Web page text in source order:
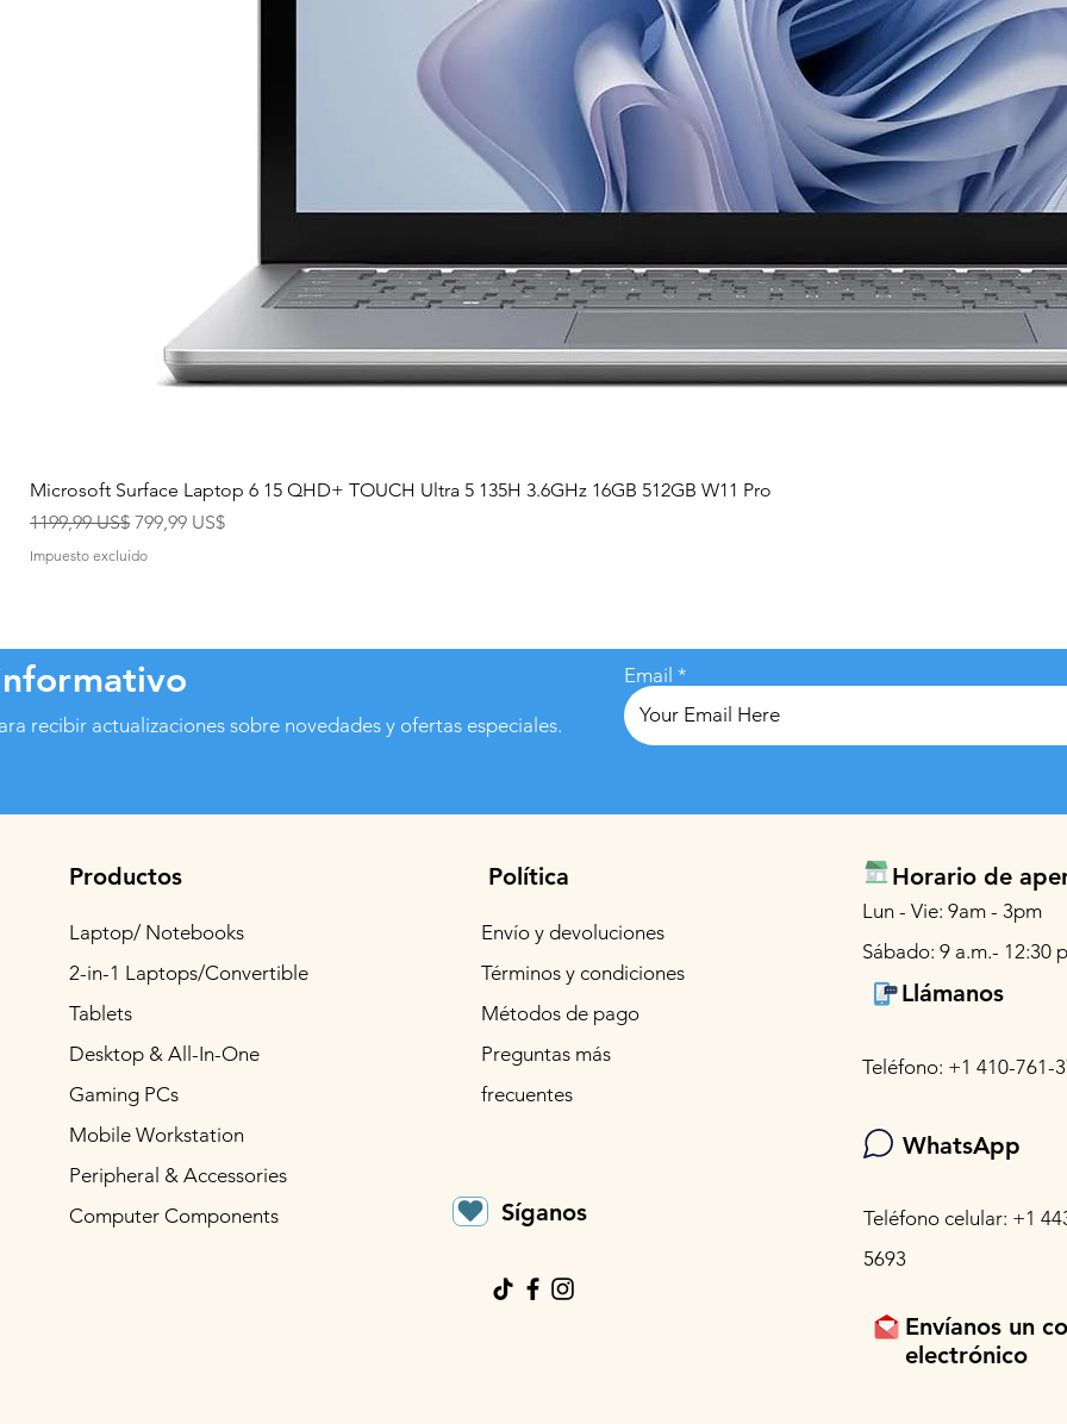
Vista rápida
Microsoft Surface Laptop 6 15 QHD+ TOUCH Ultra 5 135H 3.6GHz 16GB 512GB W11 Pro
Precio
1199,99 US$ Precio de oferta
799,99 US$
Impuesto excluido
recibir actualizaciones sobre novedades y ofertas especiales.
Email
Productos
Laptop/ Notebooks
2-in-1 Laptops/Convertible
Tablets
Desktop & All-In-One
Gaming PCs
Mobile Workstation
Peripheral & Accessories
Computer Components
Política
Envío y devoluciones
Términos y condiciones
Métodos de pago
Preguntas más
frecuentes
Síganos
Horario de
Lun - Vie: 9am - 3pm
Sábado: 9 a.m.- 12:30
Llámanos
Teléfono: +1 410-761-
WhatsApp
Teléfono celular: +1
5693
Envíanos un
electrónico